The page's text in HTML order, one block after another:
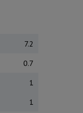
7.2
0.7
1
1